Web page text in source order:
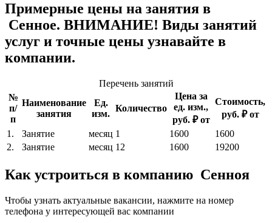
Примерные цены на занятия в
Сенное. ВНИМАНИЕ! Виды занятий
услуг и точные цены узнавайте в
компании.
Перечень занятий
№
п/
п
Наименование
занятия
Ед.
изм.
Количество
Цена за
ед. изм.,
руб. ₽ от
Стоимость,
руб. ₽ от
1.
Занятие месяц 1 1600
1600
2.
Занятие месяц 12 1600 19200
Как устроиться в компанию Сенноя
Чтобы узнать актуальные вакансии, нажмите на номер
телефона у интересующей вас компании